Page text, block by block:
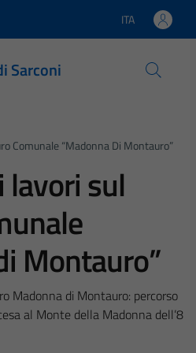
Lingua attiva:
ITA
Sarconi
Comunale “Madonna Di Montauro”
lavori sul
Montauro”
Madonna di Montauro: percorso
al Monte della Madonna dell’8